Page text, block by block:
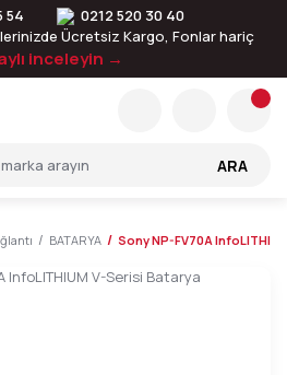
54
0212 520 30 40
Ücretsiz Kargo, Fonlar hariç
inceleyin →
ARA
BATARYA Sony NP-FV70A